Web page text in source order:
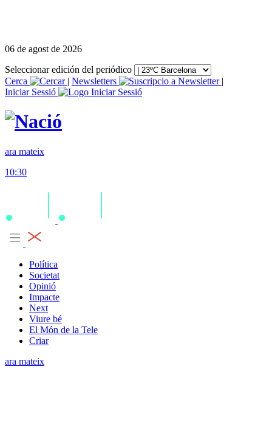
06 de agost de 2026
Seleccionar edición del periódico
Cerca
| Newsletters
|
Iniciar Sessió
ara mateix
10:30
Política
Societat
Opinió
Impacte
Next
Viure bé
El Món de la Tele
Criar
ara mateix